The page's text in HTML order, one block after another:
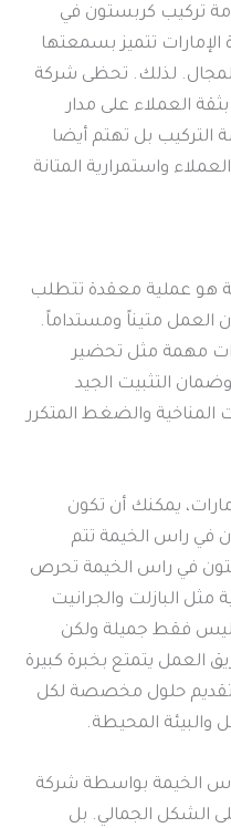
تركيب كربستون في
تتميز بسمعتها
المجال. لذلك. تحظى شركة
العملاء على مدار
بل تهتم أيضا
واستمرارية المتانة
هو عملية معقدة تتطلب
العمل متيناً ومستداماً.
مهمة مثل تحضير
وضمان التثبيت الجيد
المناخية والضغط المتكرر
يمكنك أن تكون
في راس الخيمة تتم
في راس الخيمة تحرص
مثل البازلت والجرانيت
ليس فقط جميلة ولكن
العمل يتمتع بخبرة كبيرة
تقديم حلول مخصصة لكل
والبيئة المحيطة.
الخيمة بواسطة شركة
الشكل الجمالي. بل